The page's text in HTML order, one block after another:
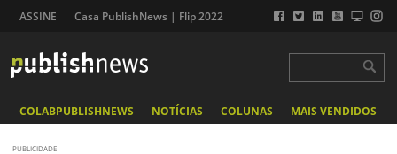
ASSINE Casa PublishNews | Flip 2022
COLABPUBLISHNEWS NOTÍCIAS COLUNAS MAIS VENDIDOS
PUBLICIDADE